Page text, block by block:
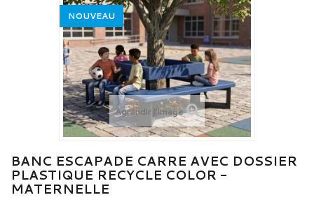
NOUVEAU
Agrandir l'image
BANC ESCAPADE CARRE AVEC DOSSIER
PLASTIQUE RECYCLE COLOR -
MATERNELLE